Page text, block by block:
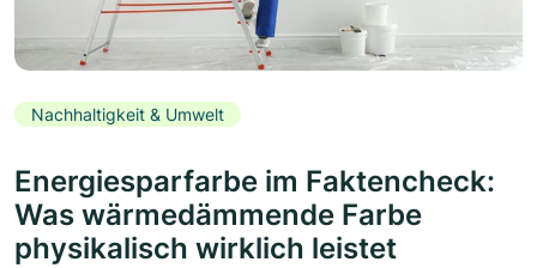
Nachhaltigkeit & Umwelt
Energiesparfarbe im Faktencheck:
Was wärmedämmende Farbe
physikalisch wirklich leistet